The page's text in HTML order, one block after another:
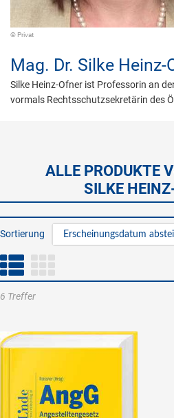
© Privat
Mag. Dr. Silke Heinz-
Silke Heinz-Ofner ist Professorin an
vormals Rechtsschutzsekretärin des
ALLE PRODUKTE
SILKE
Sortierung Erscheinungsdatum
6 Treffer